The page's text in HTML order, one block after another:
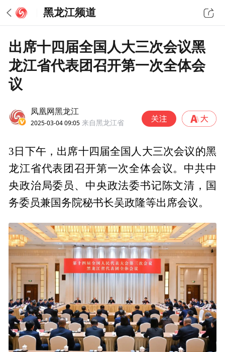
黑龙江频道
出席十四届全国人大三次会议黑
龙江省代表团召开第一次全体会
议
凤凰网黑龙江
2025-03-04 09:05 来自黑龙江省
3日下午，出席十四届全国人大三次会议的黑
龙江省代表团召开第一次全体会议。中共中
央政治局委员、中央政法委书记陈文清，国
务委员兼国务院秘书长吴政隆等出席会议。